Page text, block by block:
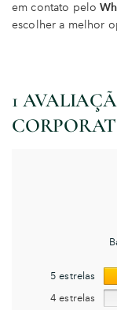
em contato pelo
escolher a melhor
1
5 estrelas
4 estrelas